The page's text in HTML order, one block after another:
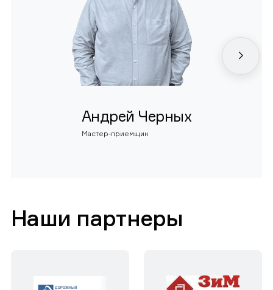
Андрей Черных
Мастер-приемщик
Наши партнеры